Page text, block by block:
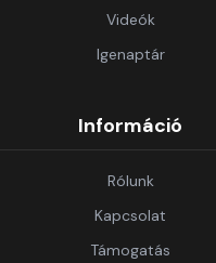
Videók
Igenaptár
Információ
Rólunk
Kapcsolat
Támogatás